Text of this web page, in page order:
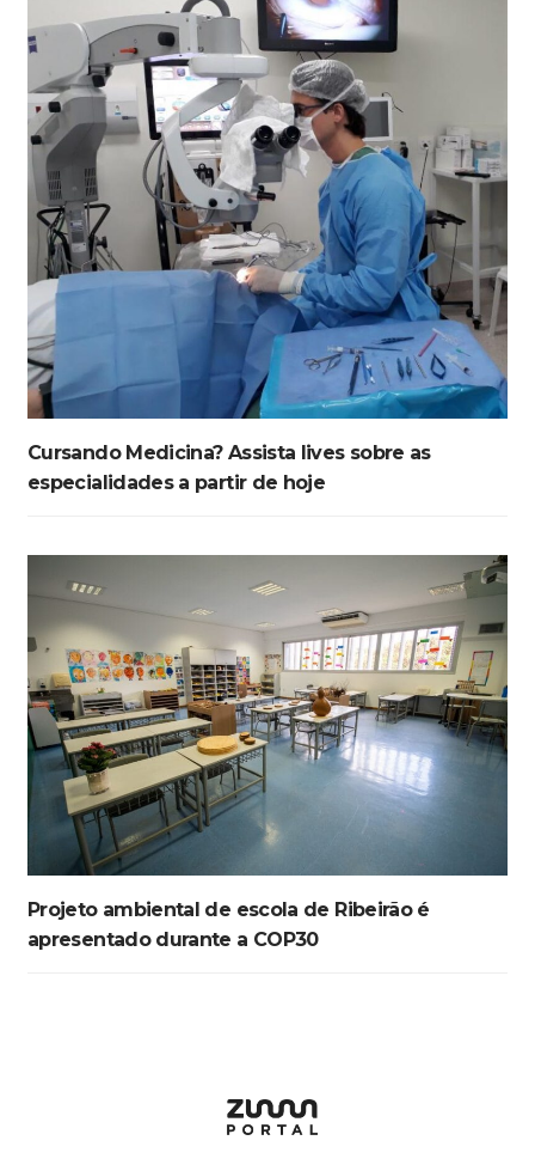
Cursando Medicina? Assista lives sobre as
especialidades a partir de hoje
Projeto ambiental de escola de Ribeirão é
apresentado durante a COP30